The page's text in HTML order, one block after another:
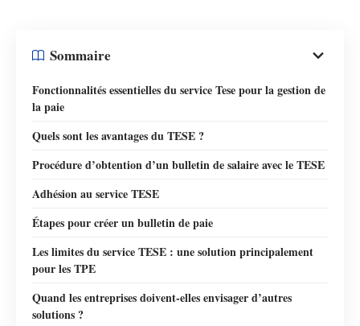
Sommaire
Fonctionnalités essentielles du service Tese pour la gestion de
la paie
Quels sont les avantages du TESE ?
Procédure d’obtention d’un bulletin de salaire avec le TESE
Adhésion au service TESE
Étapes pour créer un bulletin de paie
Les limites du service TESE : une solution principalement
pour les TPE
Quand les entreprises doivent-elles envisager d’autres
solutions ?